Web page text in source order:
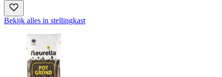
Bekijk alles in stellingkast